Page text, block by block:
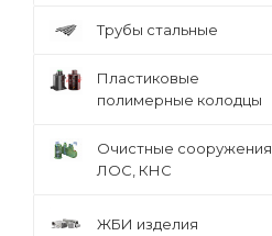
Трубы стальные
Пластиковые
полимерные колодцы
Очистные сооружения
ЛОС, КНС
ЖБИ изделия